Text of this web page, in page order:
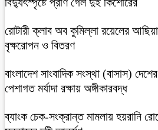
রোটারী ক্লাব অব কুমিল্লা রয়েলের আছিয়া
বৃক্ষরোপন ও বিতরণ
বাংলাদেশ সাংবাদিক সংস্থা (বাসাস)
পেশাগত মর্যাদা রক্ষায় অঙ্গীকারবদ্ধ
ব্যাংক চেক-সংক্রান্ত মামলায় হয়রানি